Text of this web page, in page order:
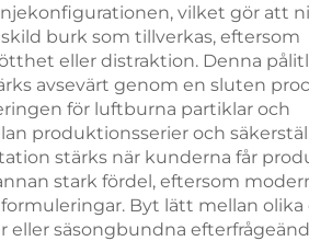
vilket gör att
burk som tillverkas, eftersom
eller distraktion. Denna
avsevärt genom en sluten
för luftburna partiklar och
produktionsserier och
stärks när kunderna får
stark fördel, eftersom
Byt lätt mellan olika
säsongbundna